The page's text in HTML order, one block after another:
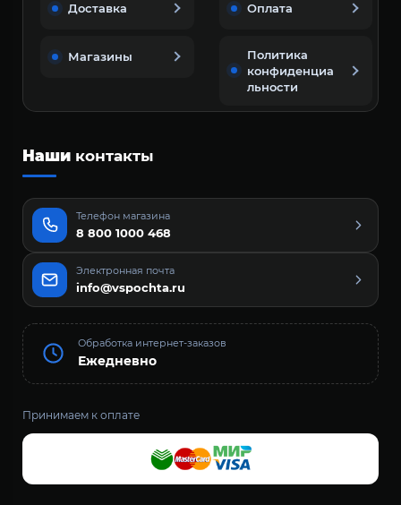
Доставка Оплата
Магазины
Политика
конфиденциа
льности
Наши контакты
Телефон магазина
8 800 1000 468
Электронная почта
info@vspochta.ru
Обработка интернет-заказов
Ежедневно
Принимаем к оплате